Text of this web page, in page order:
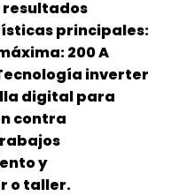
principales:
200 A
inverter
digital para
contra
y
o taller.